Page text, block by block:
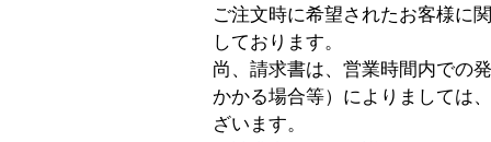
ご注文時に希望されたお客様に
しております。
尚、請求書は、営業時間内での
かかる場合等）によりましては
ざいます。